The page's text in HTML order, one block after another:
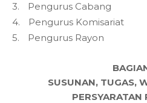
3.
Pengurus Cabang
4.
Pengurus Komisariat
5.
Pengurus Rayon
SUSUNAN, TUGAS,
PERSYARATAN